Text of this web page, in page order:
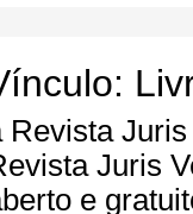
Revista
Juris
e